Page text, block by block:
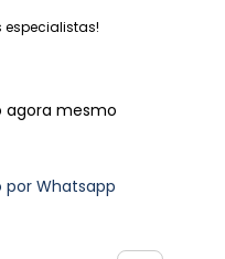
especialistas!
agora mesmo
Whatsapp